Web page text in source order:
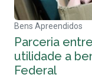
Bens Apreendidos
Parceria
utilidade a
Federal